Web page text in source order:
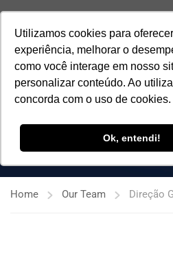
Utilizamos cookies para
experiência, melhorar o
como você interage em nosso
personalizar conteúdo. Ao
concorda com o uso de cookies.
Ok, entendi!
DIREÇÃO
Home Our Team Direção